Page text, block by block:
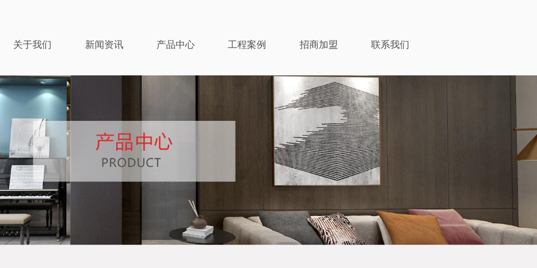
关于我们 新闻资讯 产品中心 工程案例 招商加盟 联系我们